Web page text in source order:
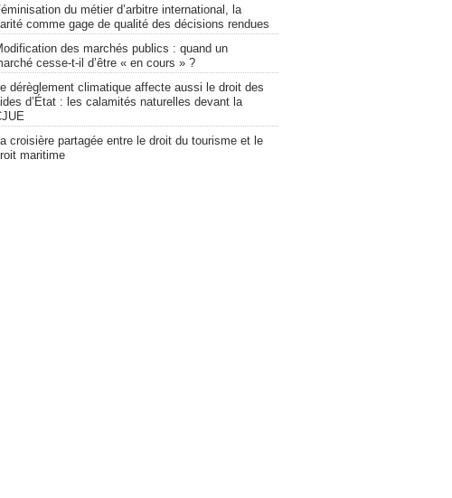
du métier d’arbitre international, la
comme gage de qualité des décisions rendues
des marchés publics : quand un
cesse-t-il d’être « en cours » ?
dérèglement climatique affecte aussi le droit des
d’État : les calamités naturelles devant la
croisière partagée entre le droit du tourisme et le
maritime